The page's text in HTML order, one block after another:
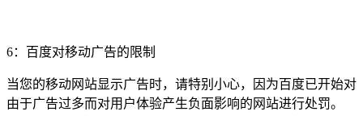
6：百度对移动广告的限制
当您的移动网站显示广告时，请特别小心，因为百度已开始对
由于广告过多而对用户体验产生负面影响的网站进行处罚。